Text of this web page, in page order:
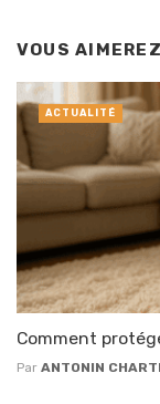
VOUS
Comment
Par ANTONIN
ACTUALITÉ